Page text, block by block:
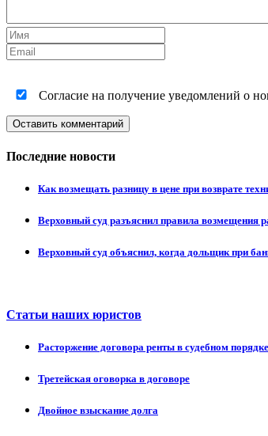
Согласие на получение уведомлений о
Оставить комментарий
Последние новости
Как возмещать разницу в цене при возврате
Верховный суд разъяснил правила возмещения
Верховный суд объяснил, когда дольщик при
Статьи наших юристов
Расторжение договора ренты в судебном порядке
Третейская оговорка в договоре
Двойное взыскание долга